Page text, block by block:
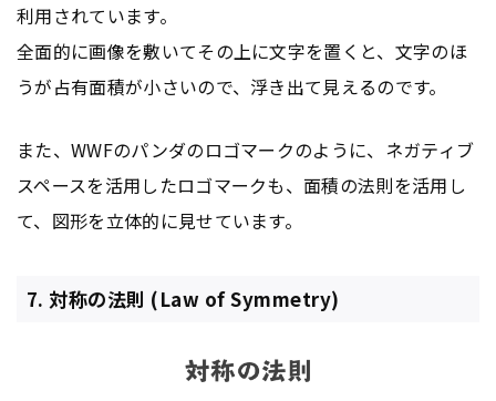
利用されています。
全面的に画像を敷いてその上に文字を置くと、文字のほ
うが占有面積が小さいので、浮き出て見えるのです。
また、WWFのパンダのロゴマークのように、ネガティブ
スペースを活用したロゴマークも、面積の法則を活用し
て、図形を立体的に見せています。
7. 対称の法則 (Law of Symmetry)